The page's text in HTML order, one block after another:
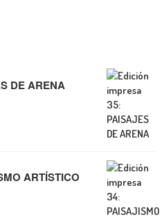
DE ARENA
ARTÍSTICO